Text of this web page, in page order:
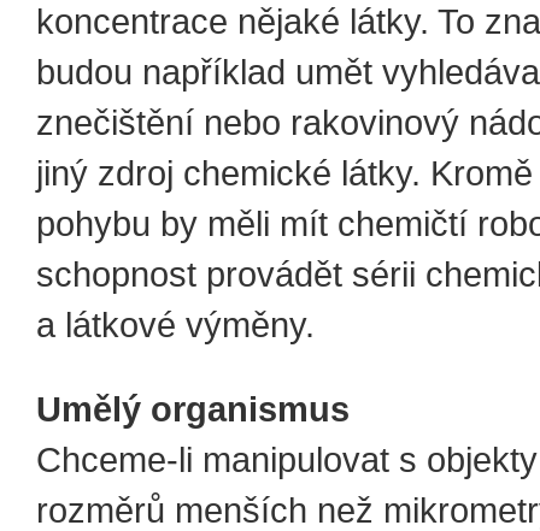
koncentrace nějaké látky. To
budou například umět
znečištění nebo rakovinový
jiný zdroj chemické látky.
pohybu by měli mít chemičtí
schopnost provádět sérii
a látkové výměny.
Umělý organismus
Chceme-li manipulovat s
rozměrů menších než